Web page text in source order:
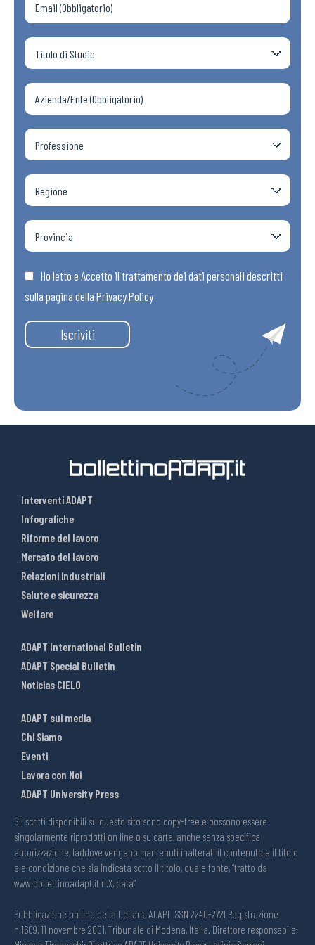
Ho letto e Accetto il trattamento dei dati personali descritti
sulla pagina della Privacy Policy
Iscriviti
Interventi ADAPT
Infografiche
Riforme del lavoro
Mercato del lavoro
Relazioni industriali
Salute e sicurezza
Welfare
ADAPT International Bulletin
ADAPT Special Bulletin
Noticias CIELO
ADAPT sui media
Chi Siamo
Eventi
Lavora con Noi
ADAPT University Press
Gli scritti disponibili su questo sito sono copy-free e possono essere
singolarmente riprodotti on line o su carta, anche senza specifica
autorizzazione, laddove vengano mantenuti inalterati il contenuto e il titolo
e a condizione che sia indicata sotto il titolo, quale fonte, “tratto da
www.bollettinoadapt.it n.X, data“
Pubblicazione on line della Collana ADAPT ISSN 2240-2721 Registrazione
n.1609, 11 novembre 2001, Tribunale di Modena, Italia. Direttore responsabile: